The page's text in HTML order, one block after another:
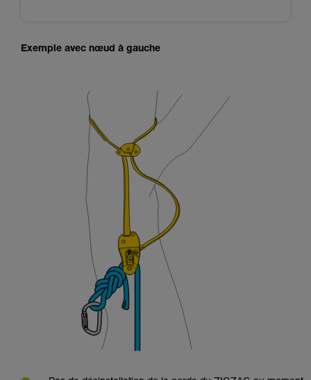
Exemple avec nœud à gauche